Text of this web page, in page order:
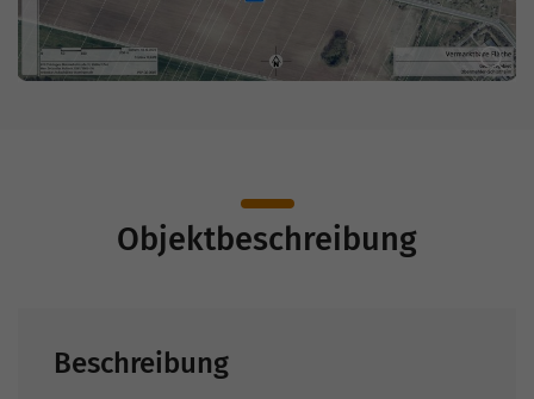
Objektbeschreibung
Beschreibung